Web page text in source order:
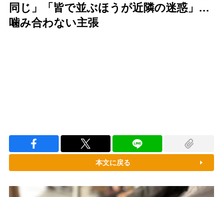
同じ」「皆で並ぶほうが近隣の迷惑」…
噛み合わない主張
本文に戻る